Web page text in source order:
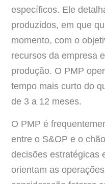
específicos. Ele
produzidos, em que
momento, com o
recursos da empresa
produção. O PMP
tempo mais curto do
de 3 a 12 meses.
O PMP é
entre o S&OP e o
decisões estratégicas
orientam as